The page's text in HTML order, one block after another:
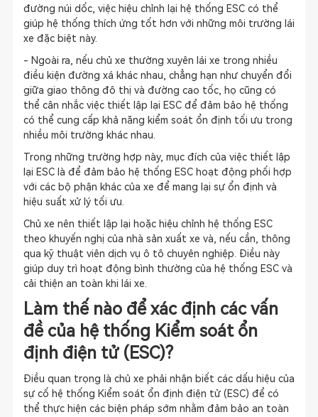
đường núi dốc, việc hiệu chỉnh lại hệ thống ESC có thể
giúp hệ thống thích ứng tốt hơn với những môi trường lái
xe đặc biệt này.
- Ngoài ra, nếu chủ xe thường xuyên lái xe trong nhiều
điều kiện đường xá khác nhau, chẳng hạn như chuyển đổi
giữa giao thông đô thị và đường cao tốc, họ cũng có
thể cân nhắc việc thiết lập lại ESC để đảm bảo hệ thống
có thể cung cấp khả năng kiểm soát ổn định tối ưu trong
nhiều môi trường khác nhau.
Trong những trường hợp này, mục đích của việc thiết lập
lại ESC là để đảm bảo hệ thống ESC hoạt động phối hợp
với các bộ phận khác của xe để mang lại sự ổn định và
hiệu suất xử lý tối ưu.
Chủ xe nên thiết lập lại hoặc hiệu chỉnh hệ thống ESC
theo khuyến nghị của nhà sản xuất xe và, nếu cần, thông
qua kỹ thuật viên dịch vụ ô tô chuyên nghiệp. Điều này
giúp duy trì hoạt động bình thường của hệ thống ESC và
cải thiện an toàn khi lái xe.
Làm thế nào để xác định các vấn
đề của hệ thống Kiểm soát ổn
định điện tử (ESC)?
Điều quan trọng là chủ xe phải nhận biết các dấu hiệu của
sự cố hệ thống Kiểm soát ổn định điện tử (ESC) để có
thể thực hiện các biện pháp sớm nhằm đảm bảo an toàn